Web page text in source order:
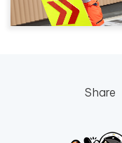
Share